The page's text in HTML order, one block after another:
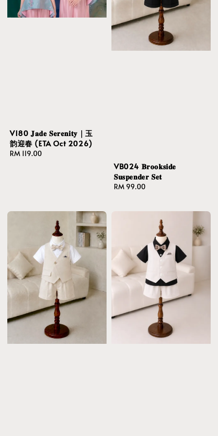
V180 𝐉𝐚𝐝𝐞 𝐒𝐞𝐫𝐞𝐧𝐢𝐭𝐲｜玉
韵迎春 (ETA Oct 2026)
Regular
RM 119.00
VB024 𝐁𝐫𝐨𝐨𝐤𝐬𝐢𝐝𝐞
𝐒𝐮𝐬𝐩𝐞𝐧𝐝𝐞𝐫 𝐒𝐞𝐭
Regular
RM 99.00